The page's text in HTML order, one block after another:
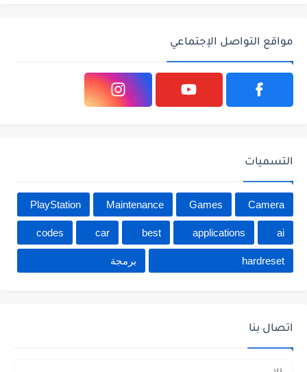
مواقع التواصل الإجتماعي
التسميات
Camera
Games
Maintenance
PlayStation
ai
applications
best
car
codes
hardreset برمجة
اتصال بنا